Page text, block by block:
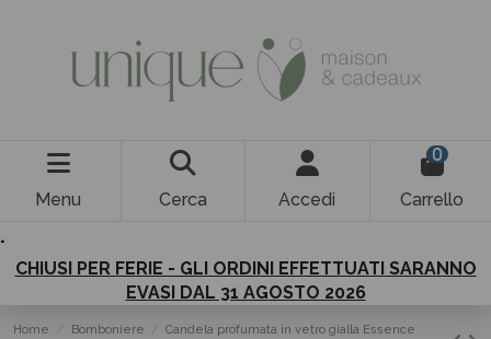
Menu Cerca Accedi
0
Carrello
.
CHIUSI PER FERIE - GLI ORDINI EFFETTUATI SARANNO
EVASI DAL 31 AGOSTO 2026
Home Bomboniere
Candela profumata in vetro gialla Essence